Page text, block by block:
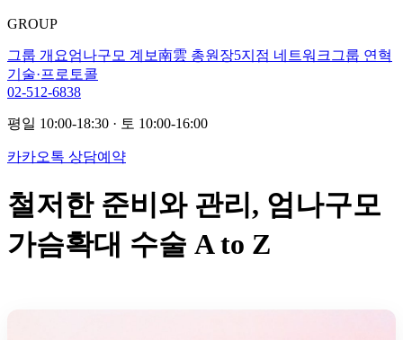
GROUP
그룹 개요엄나구모 계보南雲 총원장5지점 네트워크 그룹 연혁
기술·프로토콜
02-512-6838
평일 10:00-18:30 · 토 10:00-16:00
카카오톡 상담예약
철저한 준비와 관리, 엄나구모
가슴확대 수술 A to Z